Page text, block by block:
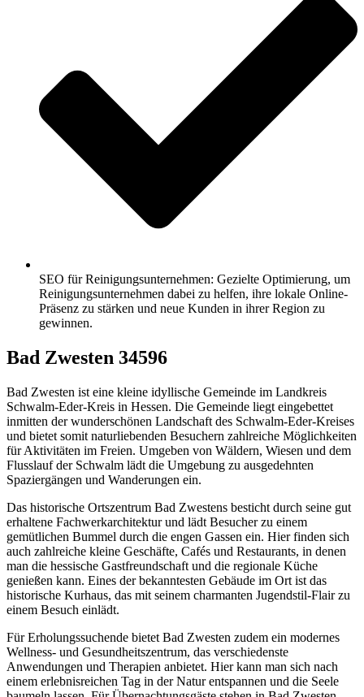
SEO für Reinigungsunternehmen: Gezielte Optimierung, um
Reinigungsunternehmen dabei zu helfen, ihre lokale Online-
Präsenz zu stärken und neue Kunden in ihrer Region zu
gewinnen.
Bad Zwesten 34596
Bad Zwesten ist eine kleine idyllische Gemeinde im Landkreis
Schwalm-Eder-Kreis in Hessen. Die Gemeinde liegt eingebettet
inmitten der wunderschönen Landschaft des Schwalm-Eder-Kreises
und bietet somit naturliebenden Besuchern zahlreiche Möglichkeiten
für Aktivitäten im Freien. Umgeben von Wäldern, Wiesen und dem
Flusslauf der Schwalm lädt die Umgebung zu ausgedehnten
Spaziergängen und Wanderungen ein.
Das historische Ortszentrum Bad Zwestens besticht durch seine gut
erhaltene Fachwerkarchitektur und lädt Besucher zu einem
gemütlichen Bummel durch die engen Gassen ein. Hier finden sich
auch zahlreiche kleine Geschäfte, Cafés und Restaurants, in denen
man die hessische Gastfreundschaft und die regionale Küche
genießen kann. Eines der bekanntesten Gebäude im Ort ist das
historische Kurhaus, das mit seinem charmanten Jugendstil-Flair zu
einem Besuch einlädt.
Für Erholungssuchende bietet Bad Zwesten zudem ein modernes
Wellness- und Gesundheitszentrum, das verschiedenste
Anwendungen und Therapien anbietet. Hier kann man sich nach
einem erlebnisreichen Tag in der Natur entspannen und die Seele